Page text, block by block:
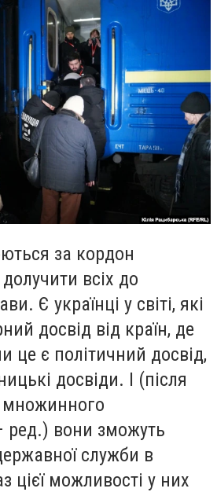
за кордон
всіх до
Є українці у світі, які
досвід від країн, де
це є політичний досвід,
досвіди. І (після
ред.) вони зможуть
служби в
цієї можливості у них